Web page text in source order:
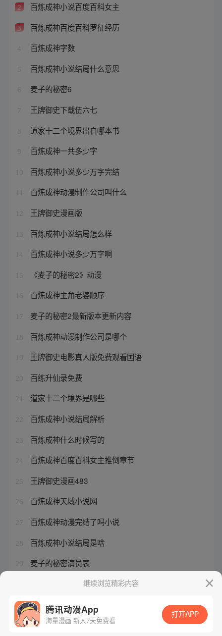
2 百炼成神小说百度百科女主
3 百炼成神百度百科罗征经历
4 百炼成神字数
5 百炼成神小说结局什么意思
6 麦子的秘密6
7 王牌御史下载伍六七
8 道家十二个境界出自哪本书
9 百炼成神一共多少字
10 百炼成神小说多少万字完结
百炼成神动漫制作公司叫什么
12 王牌御史漫画版
13 百炼成神小说结局怎么样
14 百炼成神小说多少万字啊
15 《麦子的秘密2》动漫
16 百炼成神主角老婆顺序
17 麦子的秘密2最新版本更新内容
18 百炼成神动漫制作公司是哪个
19 王牌御史电影真人版免费观看国语
20 百练升仙录免费
21 道家十二个境界是哪些
22 百炼成神小说结局解析
23 百炼成神什么时候写的
24 百炼成神百度百科女主推倒章节
25 王牌御史漫画483
26 百炼成神天域小说网
27 百炼成神动漫完结了吗小说
28 百炼成神小说结局是啥
29 麦子的秘密演员表
麦子的秘密2韩国继续浏览精彩内容
腾讯动漫App
海量漫画 新人7天免费看
打开APP